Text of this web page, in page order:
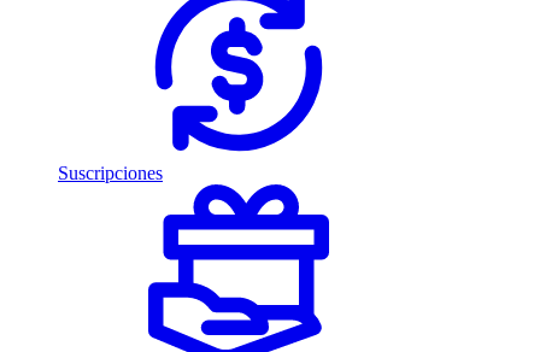
Suscripciones